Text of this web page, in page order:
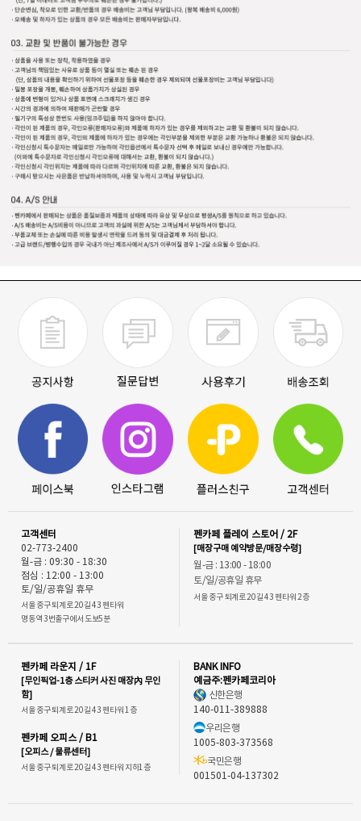
고객센터
02-773-2400
월-금 : 09:30 - 18:30
점심 : 12:00 - 13:00
토/일/공휴일 휴무
서울 중구 퇴계로 20길 43 펜타워
명동역 3번출구에서 도보5분
펜카페 플레이 스토어 / 2F
[매장구매 예약방문/매장수령]
월-금 : 13:00 - 18:00
토/일/공휴일 휴무
서울 중구 퇴계로 20길 43 펜타워 2층
펜카페 라운지 / 1F
[무인픽업-1층 스티커 사진 매장內 무인
함]
서울 중구 퇴계로 20길 43 펜타워 1층
펜카페 오피스 / B1
[오피스 / 물류센터]
서울 중구 퇴계로 20길 43 펜타워 지하1층
BANK INFO
예금주:펜카페코리아
신한은행
140-011-389888
우리은행
1005-803-373568
국민은행
001501-04-137302